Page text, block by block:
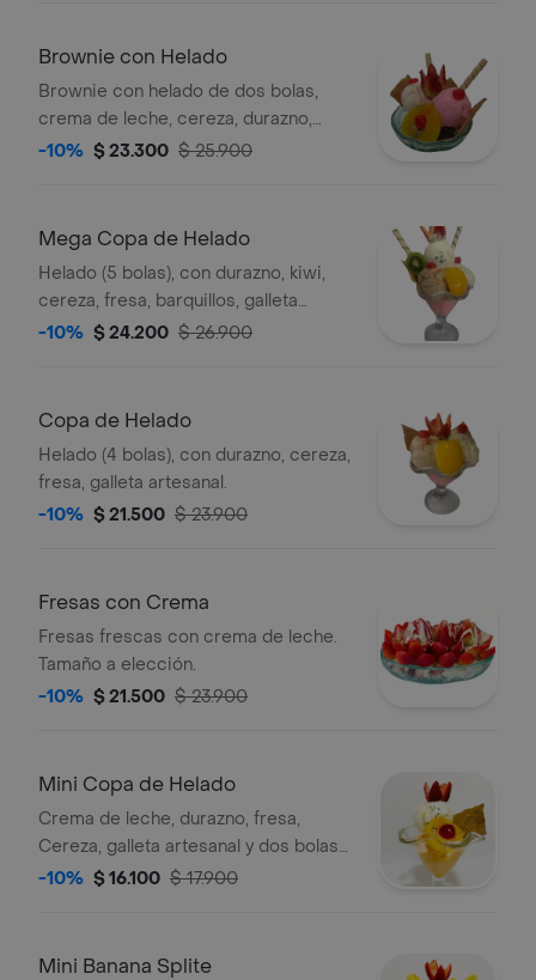
Brownie con Helado
Brownie con helado de dos bolas,
crema de leche, cereza, durazno,
fresa, galleta y barquillo.
-10% $ 23.300 $ 25.900
Mega Copa de Helado
Helado (5 bolas), con durazno, kiwi,
cereza, fresa, barquillos, galleta
artesanal.
-10% $ 24.200 $ 26.900
Copa de Helado
Helado (4 bolas), con durazno, cereza,
fresa, galleta artesanal.
-10% $ 21.500 $ 23.900
Fresas con Crema
Fresas frescas con crema de leche.
Tamaño a elección.
-10% $ 21.500 $ 23.900
Mini Copa de Helado
Crema de leche, durazno, fresa,
Cereza, galleta artesanal y dos bolas
de helado a elección.
-10% $ 16.100 $ 17.900
Mini Banana Splite